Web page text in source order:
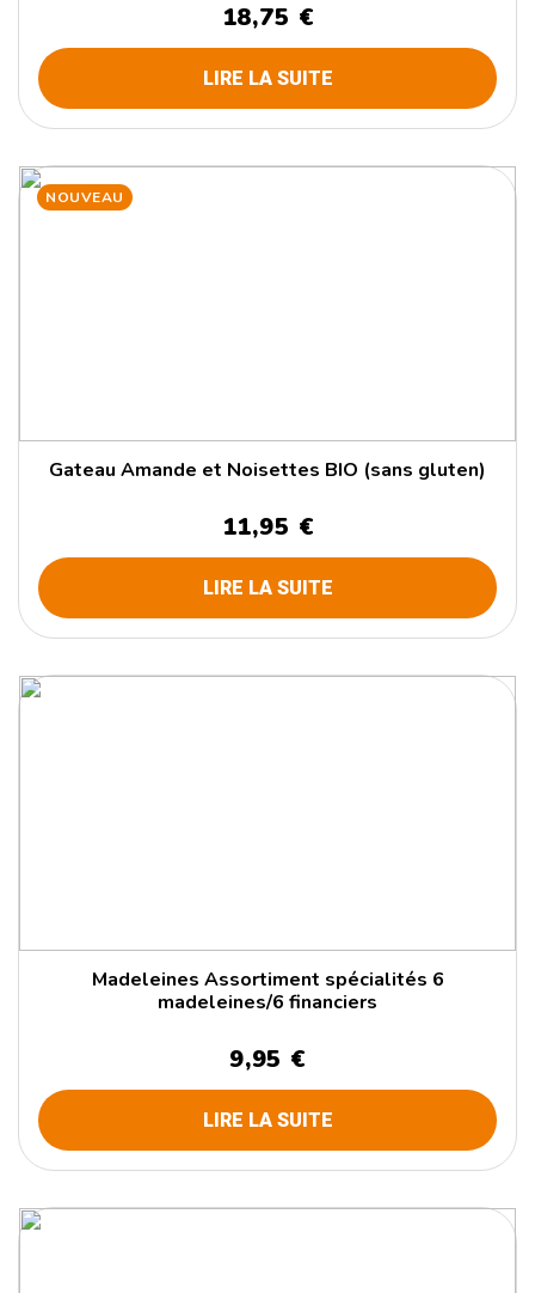
18,75 €
LIRE LA SUITE
NOUVEAU
Gateau Amande et Noisettes BIO (sans gluten)
11,95 €
LIRE LA SUITE
Madeleines Assortiment spécialités 6
madeleines/6 financiers
9,95 €
LIRE LA SUITE